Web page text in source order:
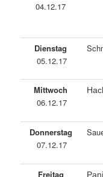
04.12.17
Dienstag
05.12.17
Mittwoch
06.12.17
Donnerstag
07.12.17
Freitag